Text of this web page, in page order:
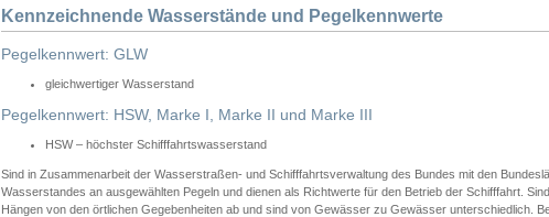
Kennzeichnende Wasserstände und Pegelkennwerte
Pegelkennwert: GLW
gleichwertiger Wasserstand
Pegelkennwert: HSW, Marke I, Marke II und Marke III
HSW – höchster Schifffahrtswasserstand
Sind in Zusammenarbeit der Wasserstraßen- und Schifffahrtsverwaltung des Bundes mit den
Wasserstandes an ausgewählten Pegeln und dienen als Richtwerte für den Betrieb der Schifffahrt.
Hängen von den örtlichen Gegebenheiten ab und sind von Gewässer zu Gewässer unterschiedlich.